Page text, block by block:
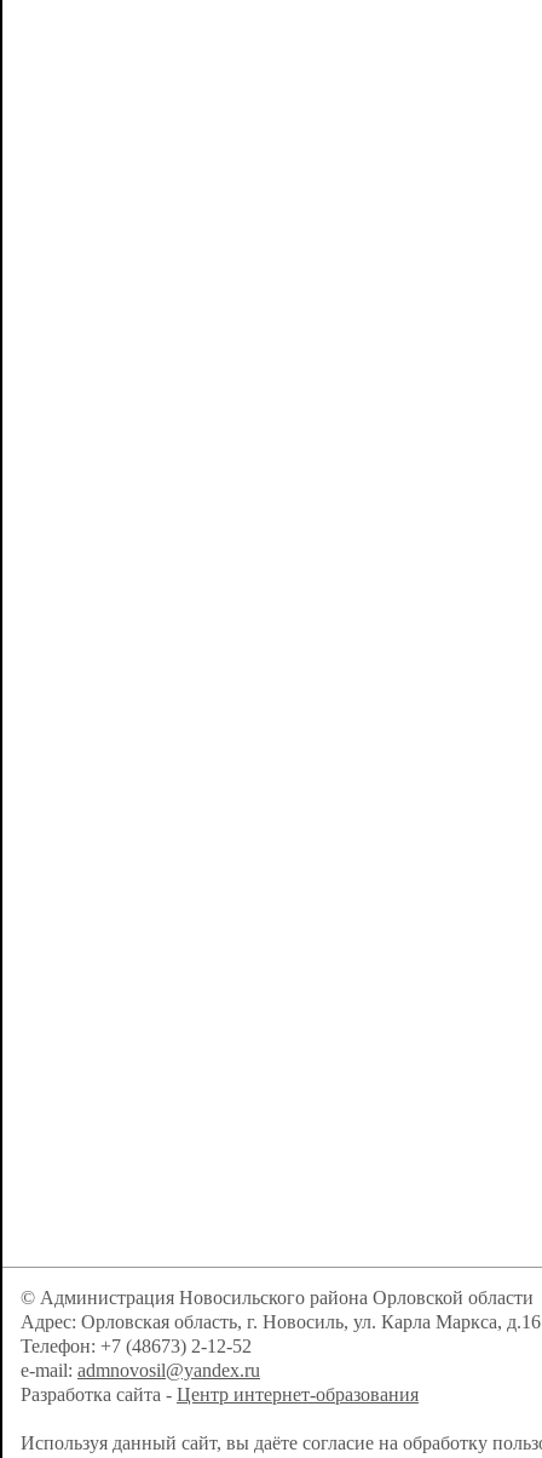
© Администрация Новосильского района Орловской области
Адрес: Орловская область, г. Новосиль, ул. Карла Маркса, д.16
Телефон: +7 (48673) 2-12-52
e-mail: admnovosil@yandex.ru
Разработка сайта - Центр интернет-образования
Используя данный сайт, вы даёте согласие на обработку